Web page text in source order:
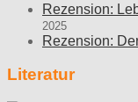
Rezension:
2025
Rezension:
Literatur